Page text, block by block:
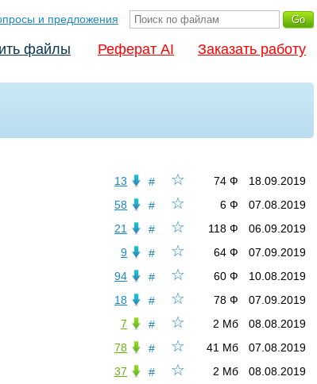
и предложения
файлы Реферат AI Заказать работу
☆
# 18.09.2019
74 Ф
13
☆
# 07.08.2019
6 Ф
58
☆
# 06.09.2019
118 Ф
21
☆
# 07.09.2019
64 Ф
9
☆
# 10.08.2019
60 Ф
94
☆
# 07.09.2019
78 Ф
18
☆
# 08.08.2019
2 Мб
7
☆
# 07.08.2019
41 Мб
78
☆
# 08.08.2019
2 Мб
37